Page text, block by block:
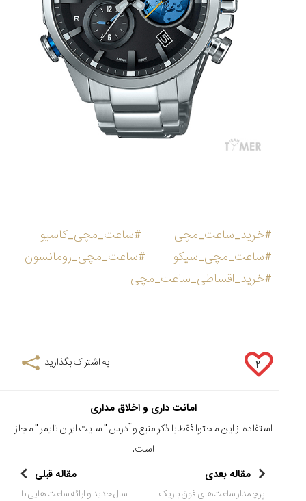
#خرید_ساعت_مچی
#ساعت_مچی_کاسیو
#ساعت_مچی_سیکو
#ساعت_مچی_رومانسون
#خرید_اقساطی_ساعت_مچی
۲ به اشتراک بگذارید
امانت داری و اخلاق مداری
استفاده از این محتوا فقط با ذکر منبع و آدرس "سایت ایران تایمر " مجاز
است.
مقاله بعدی
پرچمد‌ار ساعت‌های فوق‌ باریک
مقاله قبلی
سال جدید و ارائه ساعت هایی با نمادِ سالِ چینی